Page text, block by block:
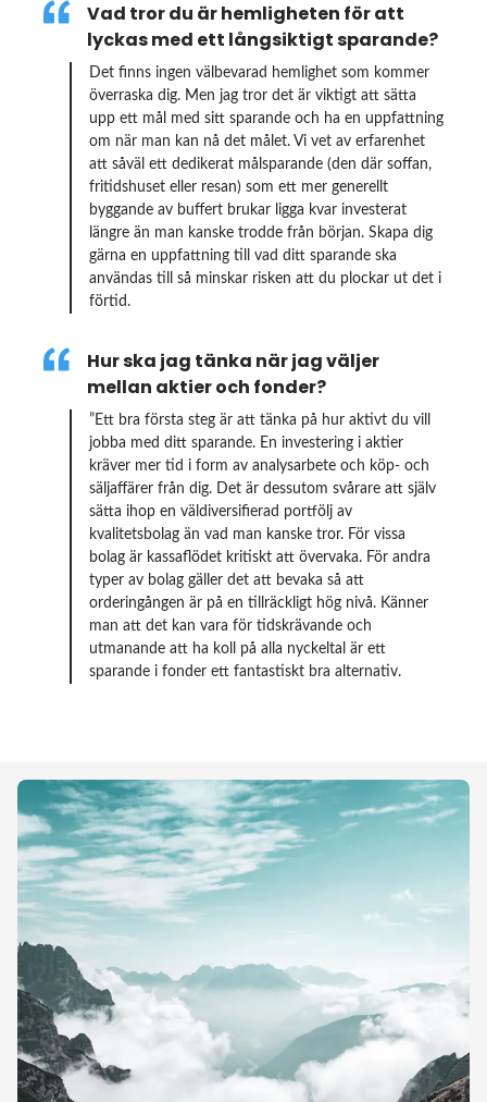
Vad tror du är hemligheten för att
lyckas med ett långsiktigt sparande?
Det finns ingen välbevarad hemlighet som kommer
överraska dig. Men jag tror det är viktigt att sätta
upp ett mål med sitt sparande och ha en uppfattning
om när man kan nå det målet. Vi vet av erfarenhet
att såväl ett dedikerat målsparande (den där soffan,
fritidshuset eller resan) som ett mer generellt
byggande av buffert brukar ligga kvar investerat
längre än man kanske trodde från början. Skapa dig
gärna en uppfattning till vad ditt sparande ska
användas till så minskar risken att du plockar ut det i
förtid.
Hur ska jag tänka när jag väljer
mellan aktier och fonder?
”Ett bra första steg är att tänka på hur aktivt du vill
jobba med ditt sparande. En investering i aktier
kräver mer tid i form av analysarbete och köp- och
säljaffärer från dig. Det är dessutom svårare att själv
sätta ihop en väldiversifierad portfölj av
kvalitetsbolag än vad man kanske tror. För vissa
bolag är kassaflödet kritiskt att övervaka. För andra
typer av bolag gäller det att bevaka så att
orderingången är på en tillräckligt hög nivå. Känner
man att det kan vara för tidskrävande och
utmanande att ha koll på alla nyckeltal är ett
sparande i fonder ett fantastiskt bra alternativ.